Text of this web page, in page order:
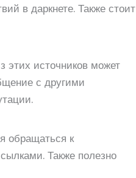
в даркнете. Также стоит
этих источников может
с другими
обращаться к
Также полезно